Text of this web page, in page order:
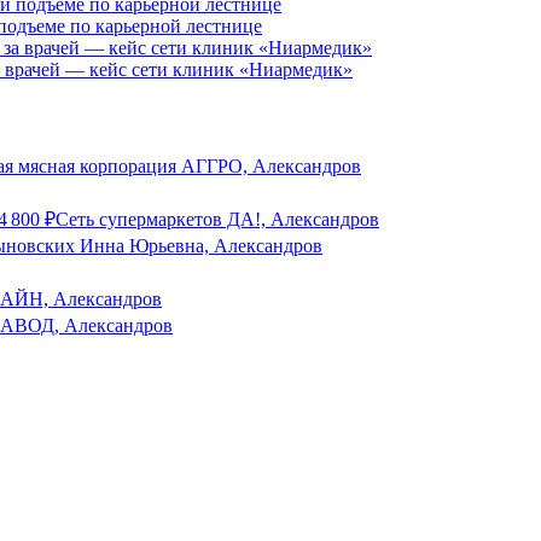
по карьерной лестнице
врачей — кейс сети клиник «Ниармедик»
мясная корпорация АГГРО, Александров
800 ₽Сеть супермаркетов ДА!, Александров
Инна Юрьевна, Александров
Александров
Александров